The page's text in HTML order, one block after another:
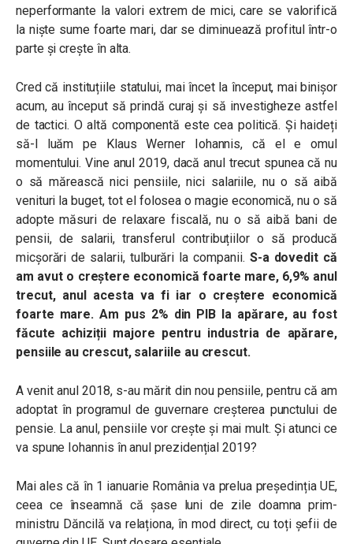
neperformante la valori extrem de mici, care se valorifică
la niște sume foarte mari, dar se diminuează profitul într-o
parte și crește în alta.
Cred că instituțiile statului, mai încet la început, mai binișor
acum, au început să prindă curaj și să investigheze astfel
de tactici. O altă componentă este cea politică. Și haideți
să-l luăm pe Klaus Werner Iohannis, că el e omul
momentului. Vine anul 2019, dacă anul trecut spunea că nu
o să mărească nici pensiile, nici salariile, nu o să aibă
venituri la buget, tot el folosea o magie economică, nu o să
adopte măsuri de relaxare fiscală, nu o să aibă bani de
pensii, de salarii, transferul contribuțiilor o să producă
micșorări de salarii, tulburări la companii. S-a dovedit că
am avut o creștere economică foarte mare, 6,9% anul
trecut, anul acesta va fi iar o creștere economică
foarte mare. Am pus 2% din PIB la apărare, au fost
făcute achiziții majore pentru industria de apărare,
pensiile au crescut, salariile au crescut.
A venit anul 2018, s-au mărit din nou pensiile, pentru că am
adoptat în programul de guvernare creșterea punctului de
pensie. La anul, pensiile vor crește și mai mult. Și atunci ce
va spune Iohannis în anul prezidențial 2019?
Mai ales că în 1 ianuarie România va prelua președinția UE,
ceea ce înseamnă că șase luni de zile doamna prim-
ministru Dăncilă va relaționa, în mod direct, cu toți șefii de